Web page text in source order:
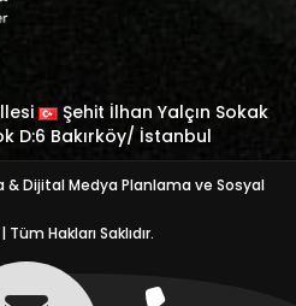
Şehit İlhan Yalçın Sokak
D:6 Bakırköy/ İstanbul
& Dijital Medya Planlama ve Sosyal
Hakları Saklıdır.